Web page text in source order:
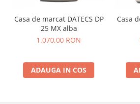
Casa de marcat DATECS DP
25 MX alba
1.070,00 RON
ADAUGA IN COS
Casa